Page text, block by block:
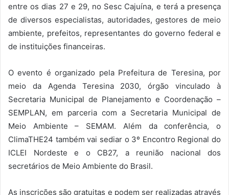
entre os dias 27 e 29, no Sesc Cajuína, e terá a presença
de diversos especialistas, autoridades, gestores de meio
ambiente, prefeitos, representantes do governo federal e
de instituições financeiras.
O evento é organizado pela Prefeitura de Teresina, por
meio da Agenda Teresina 2030, órgão vinculado à
Secretaria Municipal de Planejamento e Coordenação –
SEMPLAN, em parceria com a Secretaria Municipal de
Meio Ambiente – SEMAM. Além da conferência, o
ClimaTHE24 também vai sediar o 3º Encontro Regional do
ICLEI Nordeste e o CB27, a reunião nacional dos
secretários de Meio Ambiente do Brasil.
As inscrições são gratuitas e podem ser realizadas através